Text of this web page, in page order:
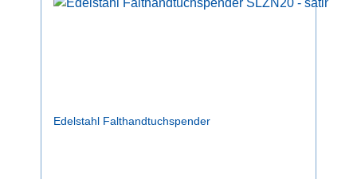
Edelstahl Falthandtuchspender